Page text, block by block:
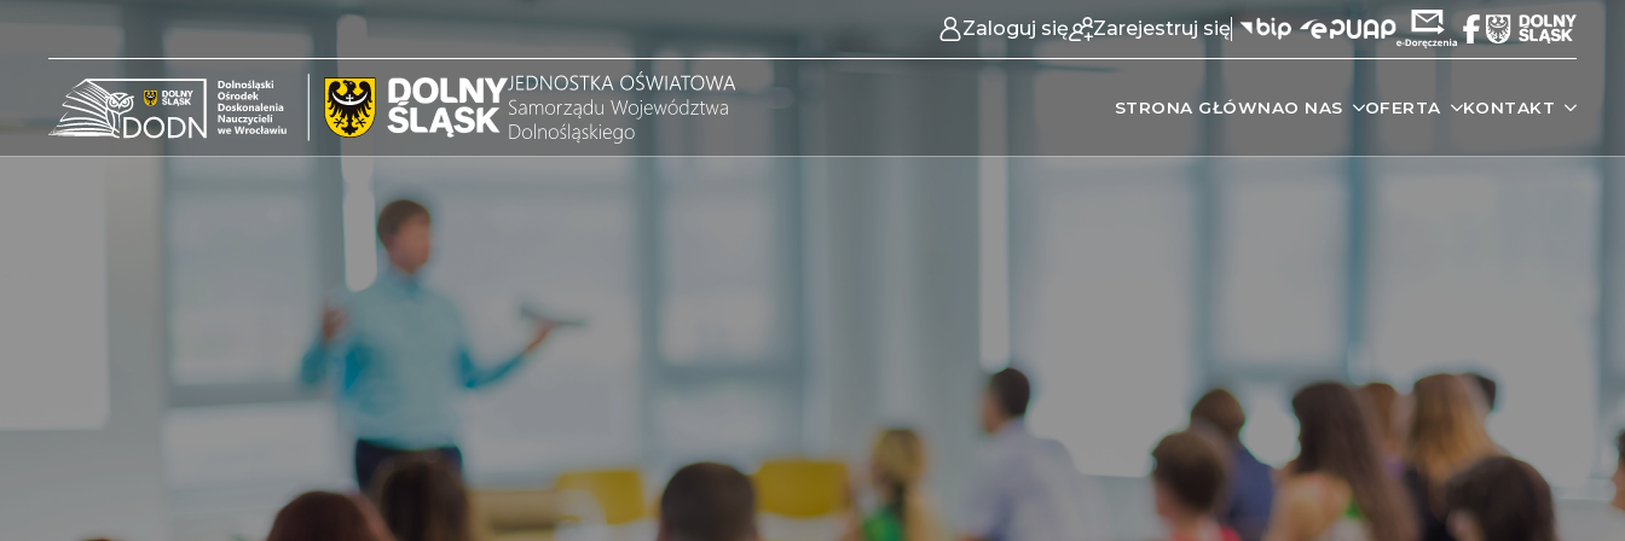
Zaloguj się Zarejestruj się
STRONA GŁÓWNAO NAS OFERTA KONTAKT